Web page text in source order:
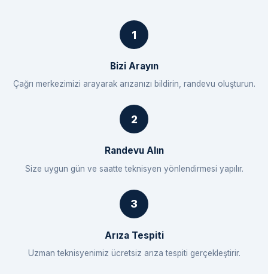
Bizi Arayın
Çağrı merkezimizi arayarak arızanızı bildirin, randevu oluşturun.
Randevu Alın
Size uygun gün ve saatte teknisyen yönlendirmesi yapılır.
Arıza Tespiti
Uzman teknisyenimiz ücretsiz arıza tespiti gerçekleştirir.